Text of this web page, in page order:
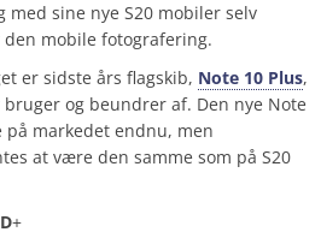
med sine nye S20 mobiler selv
mobile fotografering.
er sidste års flagskib, Note 10 Plus,
og beundrer af. Den nye Note
på markedet endnu, men
at være den samme som på S20
+